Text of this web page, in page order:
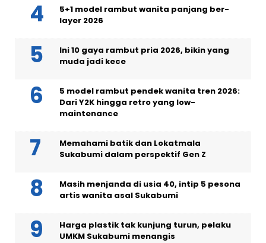
5+1 model rambut wanita panjang ber-
layer 2026
Ini 10 gaya rambut pria 2026, bikin yang
muda jadi kece
5 model rambut pendek wanita tren 2026:
Dari Y2K hingga retro yang low-
maintenance
Memahami batik dan Lokatmala
Sukabumi dalam perspektif Gen Z
Masih menjanda di usia 40, intip 5 pesona
artis wanita asal Sukabumi
Harga plastik tak kunjung turun, pelaku
UMKM Sukabumi menangis